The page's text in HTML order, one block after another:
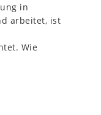
in
arbeitet, ist
Wie